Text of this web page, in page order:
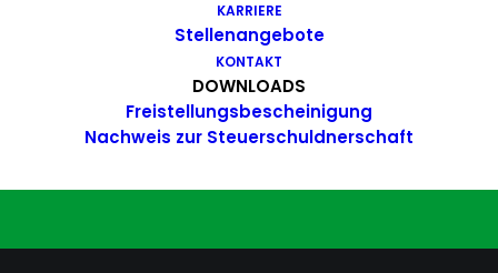
KARRIERE
Stellenangebote
KONTAKT
DOWNLOADS
Freistellungsbescheinigung
Nachweis zur Steuerschuldnerschaft
ZU DEN STELLENANGEBOTEN